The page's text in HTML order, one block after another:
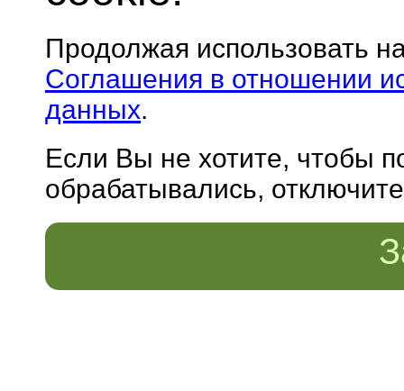
Продолжая использовать
Соглашения в отношении
данных.
Если Вы не хотите, чтобы
обрабатывались,